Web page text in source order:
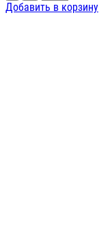
Добавить в корзину